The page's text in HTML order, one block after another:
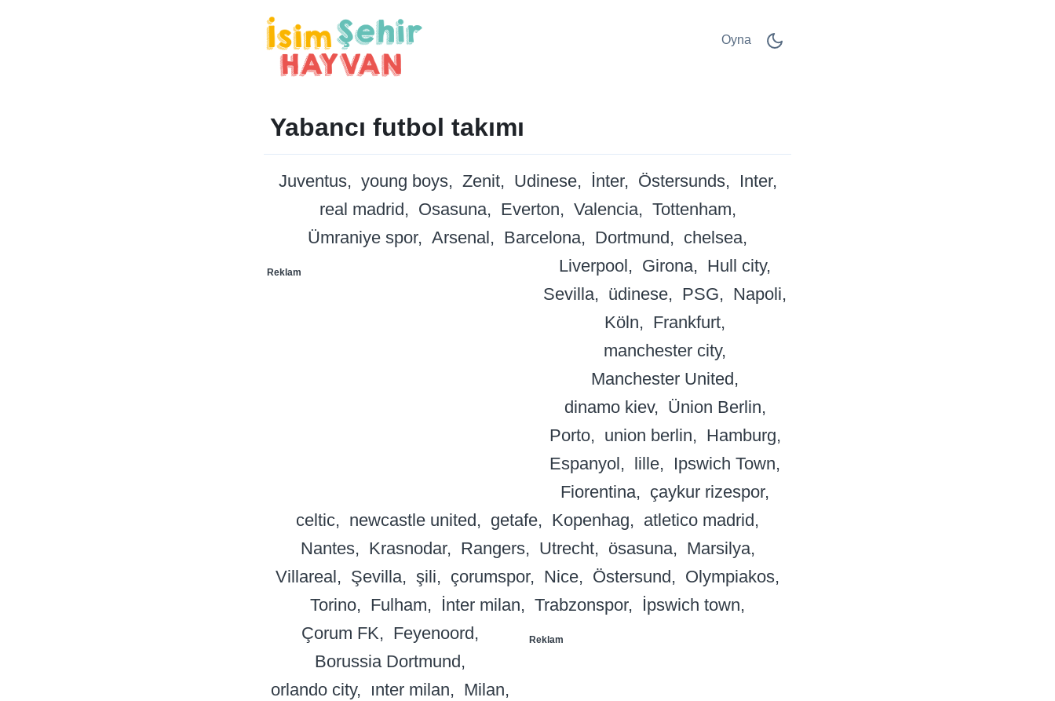
Oyna
Yabancı futbol takımı
Juventus young boys Zenit Udinese İnter Östersunds
Inter
real madrid
Osasuna Everton Valencia
Tottenham
Ümraniye spor
Arsenal Barcelona
Reklam
Dortmund
chelsea
Liverpool
Girona
Hull city
Sevilla
üdinese PSG
Napoli
Köln
Frankfurt
manchester city
Manchester United
dinamo kiev
Ünion Berlin
Porto
union berlin
Hamburg
Espanyol
lille
Ipswich Town
Fiorentina
çaykur rizespor
celtic
newcastle united getafe Kopenhag
atletico madrid
Nantes
Krasnodar Rangers Utrecht ösasuna
Marsilya
Villareal
Şevilla şili çorumspor Nice Östersund
Olympiakos
Torino
Fulham İnter milan Trabzonspor
Reklam
İpswich town
Çorum FK
Feyenoord
Borussia Dortmund
orlando city
ınter milan
Milan